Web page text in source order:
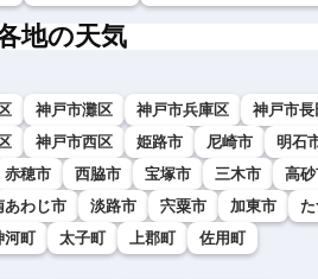
地の天気
神戸市灘区 神戸市兵庫区 神戸市長
神戸市西区 姫路市 尼崎市 明石
赤穂市 西脇市 宝塚市 三木市 高
あわじ市 淡路市 宍粟市 加東市
河町 太子町 上郡町 佐用町